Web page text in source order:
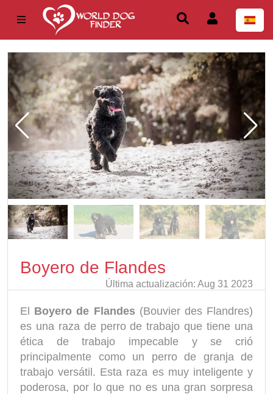
Boyero de Flandes
Última actualización: Aug 31 2023
El Boyero de Flandes(Bouvier des Flandres)
es una raza de perro de trabajo que tiene una
ética de trabajo impecable y se crió
principalmente como un perro de granja de
trabajo versátil. Esta raza es muy inteligente y
poderosa, por lo que no es una gran sorpresa